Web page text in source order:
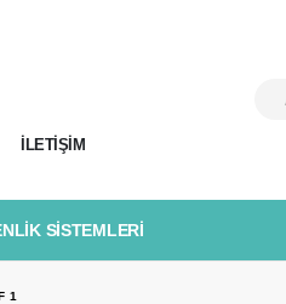
İLETIŞIM
SİSTEMLERİ
1